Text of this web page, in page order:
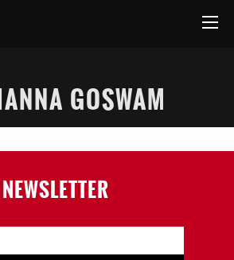
GOSWAM
NEWSLETTER